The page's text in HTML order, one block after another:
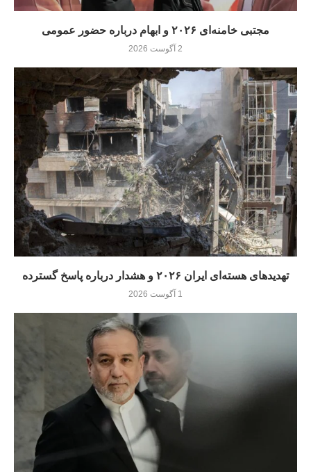
مجتبی خامنه‌ای ۲۰۲۶ و ابهام درباره حضور عمومی
2 آگوست 2026
تهدیدهای هسته‌ای ایران ۲۰۲۶ و هشدار درباره پاسخ گسترده
1 آگوست 2026